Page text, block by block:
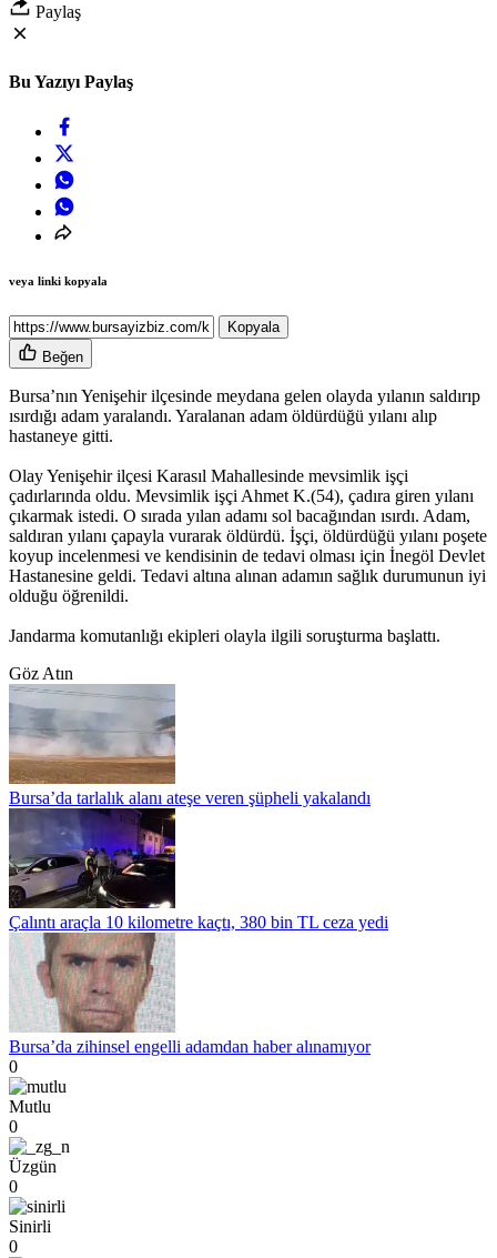
Paylaş
Bu Yazıyı Paylaş
veya linki kopyala
Kopyala
Beğen
Bursa’nın Yenişehir ilçesinde meydana gelen olayda yılanın saldırıp
ısırdığı adam yaralandı. Yaralanan adam öldürdüğü yılanı alıp
hastaneye gitti.
Olay Yenişehir ilçesi Karasıl Mahallesinde mevsimlik işçi
çadırlarında oldu. Mevsimlik işçi Ahmet K.(54), çadıra giren yılanı
çıkarmak istedi. O sırada yılan adamı sol bacağından ısırdı. Adam,
saldıran yılanı çapayla vurarak öldürdü. İşçi, öldürdüğü yılanı poşete
koyup incelenmesi ve kendisinin de tedavi olması için İnegöl Devlet
Hastanesine geldi. Tedavi altına alınan adamın sağlık durumunun iyi
olduğu öğrenildi.
Jandarma komutanlığı ekipleri olayla ilgili soruşturma başlattı.
Göz Atın
Bursa’da tarlalık alanı ateşe veren şüpheli yakalandı
Çalıntı araçla 10 kilometre kaçtı, 380 bin TL ceza yedi
Bursa’da zihinsel engelli adamdan haber alınamıyor
0
Mutlu
0
Üzgün
0
Sinirli
0